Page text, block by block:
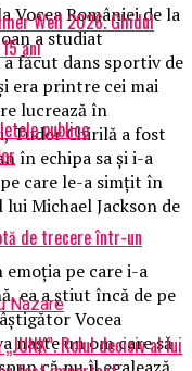
Vocea României de la
a studiat
făcut dans sportiv de
era printre cei mai
lucrează în
Tudor Chirilă a fost
în echipa sa şi i-a
care le-a simţit în
Michael Jackson de
pe care i-a
ea a ştiut încă de pe
Vocea
naşte un om care să
Well 2026. Ghidul
ani
publice
de trecere într-un
Rolul decisiv al lui